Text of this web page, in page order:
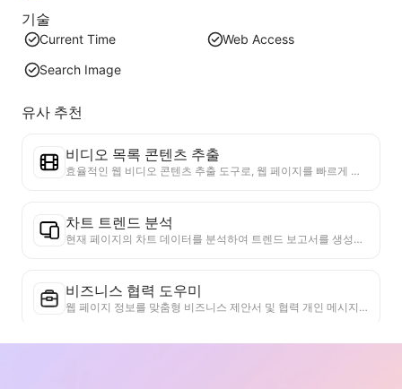
기술
Current Time
Web Access
Search Image
유사 추천
비디오 목록 콘텐츠 추출
효율적인 웹 비디오 콘텐츠 추출 도구로, 웹 페이지를 빠르게 스캔하고 비디오 정보를 구조화된 Markdown 표로 정리할 수 있습니다.
차트 트렌드 분석
현재 페이지의 차트 데이터를 분석하여 트렌드 보고서를 생성합니다. 인기 카테고리, 빠르게 상승하는 제품 유형 및 신흥 기술을 식별합니다. 즉각적인 시장 통찰력을 제공하여 최신 제품 트렌드와 시장 동향을 이해하는 데 도움을 줍니다.
비즈니스 협력 도우미
웹 페이지 정보를 맞춤형 비즈니스 제안서 및 협력 개인 메시지로 변환하고, 준비된 템플릿과 후속 가이드를 제공하여 협업 프로세스를 간소화합니다.